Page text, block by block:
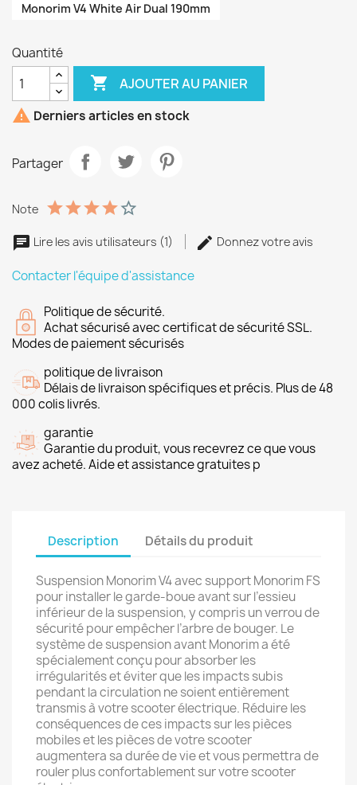
Monorim V4 White Air Dual 190mm
Quantité
 AJOUTER AU PANIER
 Derniers articles en stock
Partager
Note
Lire les avis utilisateurs (1) Donnez votre avis
Contacter l'équipe d'assistance
Politique de sécurité.
Achat sécurisé avec certificat de sécurité SSL.
Modes de paiement sécurisés
politique de livraison
Délais de livraison spécifiques et précis. Plus de 48
000 colis livrés.
garantie
Garantie du produit, vous recevrez ce que vous
avez acheté. Aide et assistance gratuites p
Description Détails du produit
Suspension Monorim V4 avec support Monorim FS
pour installer le garde-boue avant sur l’essieu
inférieur de la suspension, y compris un verrou de
sécurité pour empêcher l’arbre de bouger. Le
système de suspension avant Monorim a été
spécialement conçu pour absorber les
irrégularités et éviter que les impacts subis
pendant la circulation ne soient entièrement
transmis à votre scooter électrique. Réduire les
conséquences de ces impacts sur les pièces
mobiles et les pièces de votre scooter
augmentera sa durée de vie et vous permettra de
rouler plus confortablement sur votre scooter